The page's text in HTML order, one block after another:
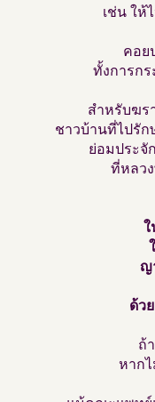
เช่น ให้
คอย
ทั้งการก
สำหรับฆร
ชาวบ้านที่ไปรั
ย่อมประจั
ที่หลว
ใ
ญ
ด้ว
ถ้
หาก